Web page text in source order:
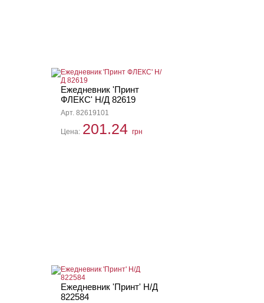
Ежедневник 'Принт
ФЛЕКС' Н/Д 82619
Арт. 82619101
Цена: 201.24 грн
Ежедневник 'Принт' Н/Д
822584